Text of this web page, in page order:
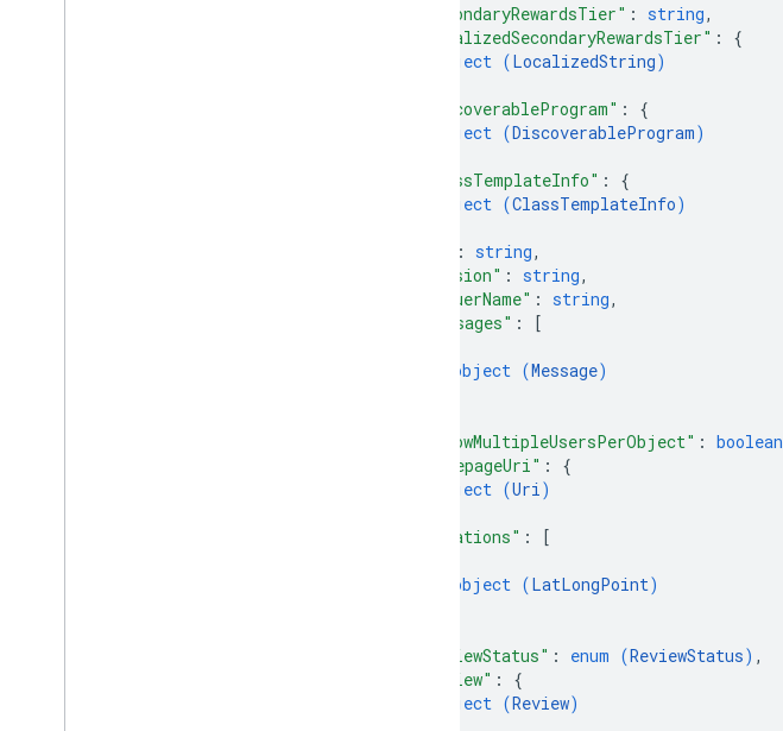
"secondaryRewardsTier" : string,
"localizedSecondaryRewardsTier" : {
object (LocalizedString)
"discoverableProgram" : {
object (DiscoverableProgram)
"classTemplateInfo" : {
object (ClassTemplateInfo)
: string,
"version" : string,
"issuerName" : string,
"messages" :
[
object (Message)
"allowMultipleUsersPerObject" : boolean
"homepageUri" : {
object (Uri)
"locations" :
[
object (LatLongPoint)
"reviewStatus" : enum (ReviewStatus) ,
"review" : {
object (Review)